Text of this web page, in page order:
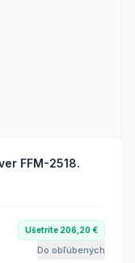
FFM-2518.
Ušetríte 206,20 €
Do obľúbených